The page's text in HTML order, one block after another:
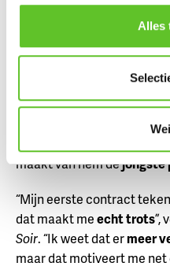
Alles
5. Rayan El Arfani
profvoetbalcontract
De 15-jarige Brusselaar,
maakt van hem dejongste
“Mijn eerste contract
dat maakt meecht trots”,
Soir. “Ik weet dat ermeer
maar dat motiveert me